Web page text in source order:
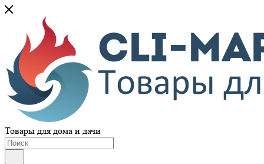
Товары для дома и дачи